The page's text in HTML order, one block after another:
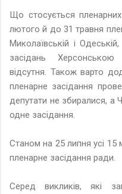
Що стосується
лютого й до 31 травня
Миколаївській і
засідань
відсутня. Також варто
пленарне засідання
депутати не збиралися, а
одне засідання.
Станом на 25 липня усі 15
пленарне засідання ради.
Серед викликів, які